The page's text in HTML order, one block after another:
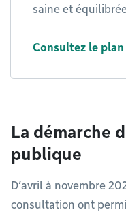
saine et
Consultez le plan
La démarche
publique
D’avril à novembre
consultation ont